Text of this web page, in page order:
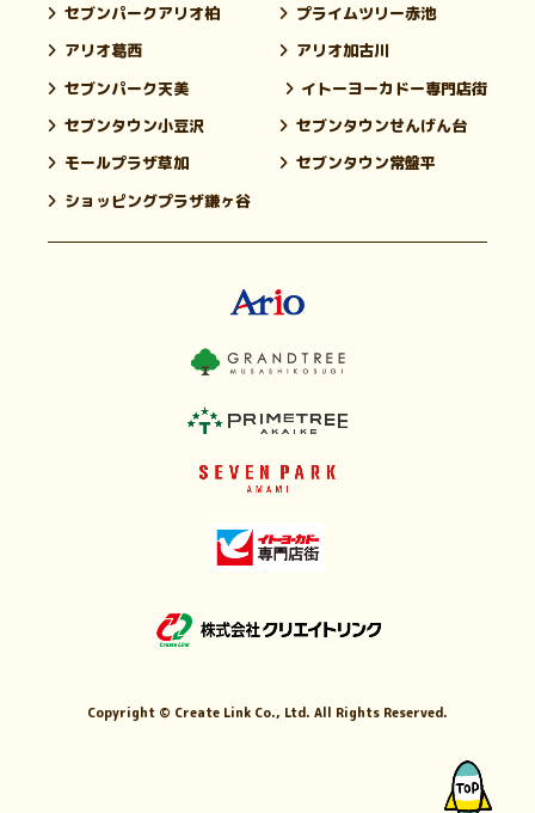
セブンパークアリオ柏
プライムツリー赤池
アリオ葛西
アリオ加古川
セブンパーク天美
イトーヨーカドー専門店街
セブンタウン小豆沢
セブンタウンせんげん台
モールプラザ草加
セブンタウン常盤平
ショッピングプラザ鎌ヶ谷
Copyright © Create Link Co., Ltd. All Rights Reserved.